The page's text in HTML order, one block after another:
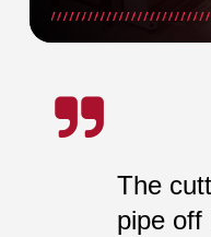
The
pipe off